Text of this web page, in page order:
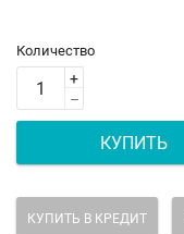
Количество
+
–
КУПИТЬ
КУПИТЬ В КРЕДИТ